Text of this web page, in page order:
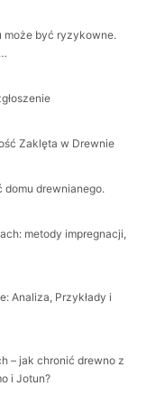
może być ryzykowne.
Zaklęta w Drewnie
domu drewnianego.
metody impregnacji,
Analiza, Przykłady i
– jak chronić drewno z
i Jotun?